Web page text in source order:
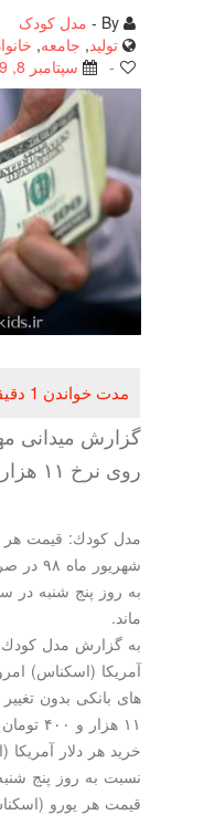
مدل کودک
جامعه,خانواده,
سپتامبر 8, 2019
گزارش میدانی مهر
روی نرخ ۱۱ هزار و ۴۰۰ تومان ثابت ماند
شهریور ماه ۹۸ در
به گزارش مدل كودك به نقل
های بانكی بدون تغییر نسبت
۱۱ هزار و ۴۰۰
خرید هر دلار آمریكا
قیمت هر یورو (اسكناس)